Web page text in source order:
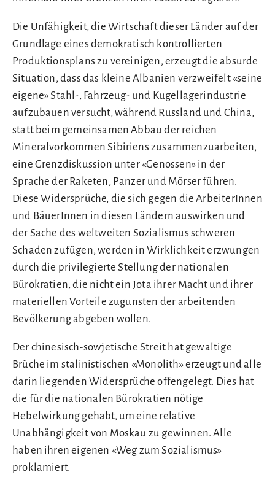
Die Unfähigkeit, die Wirtschaft dieser Länder auf der
Grundlage eines demokratisch kontrollierten
Produktionsplans zu vereinigen, erzeugt die absurde
Situation, dass das kleine Albanien verzweifelt «seine
eigene» Stahl-, Fahrzeug- und Kugellagerindustrie
aufzubauen versucht, während Russland und China,
statt beim gemeinsamen Abbau der reichen
Mineralvorkommen Sibiriens zusammenzuarbeiten,
eine Grenzdiskussion unter «Genossen» in der
Sprache der Raketen, Panzer und Mörser führen.
Diese Widersprüche, die sich gegen die ArbeiterInnen
und BäuerInnen in diesen Ländern auswirken und
der Sache des weltweiten Sozialismus schweren
Schaden zufügen, werden in Wirklichkeit erzwungen
durch die privilegierte Stellung der nationalen
Bürokratien, die nicht ein Jota ihrer Macht und ihrer
materiellen Vorteile zugunsten der arbeitenden
Bevölkerung abgeben wollen.
Der chinesisch-sowjetische Streit hat gewaltige
Brüche im stalinistischen «Monolith» erzeugt und alle
darin liegenden Widersprüche offengelegt. Dies hat
die für die nationalen Bürokratien nötige
Hebelwirkung gehabt, um eine relative
Unabhängigkeit von Moskau zu gewinnen. Alle
haben ihren eigenen «Weg zum Sozialismus»
proklamiert.